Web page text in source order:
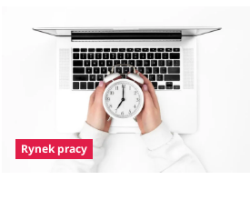
lotnisku
–
Jak
wygląda
rekrutacja?
Rynek pracy